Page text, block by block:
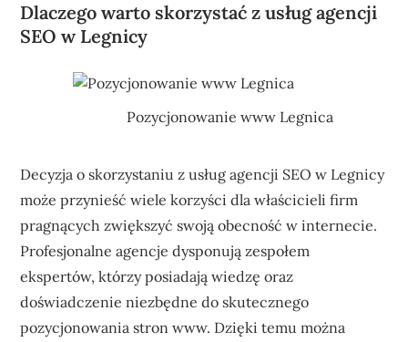
Dlaczego warto skorzystać z usług agencji
SEO w Legnicy
Pozycjonowanie www Legnica
Decyzja o skorzystaniu z usług agencji SEO w Legnicy
może przynieść wiele korzyści dla właścicieli firm
pragnących zwiększyć swoją obecność w internecie.
Profesjonalne agencje dysponują zespołem
ekspertów, którzy posiadają wiedzę oraz
doświadczenie niezbędne do skutecznego
pozycjonowania stron www. Dzięki temu można